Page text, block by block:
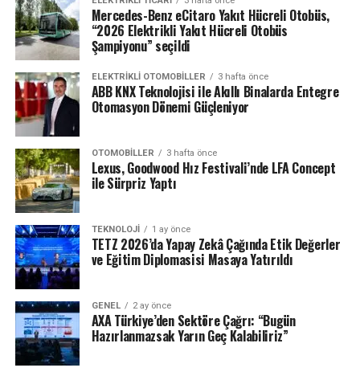
Mercedes-Benz eCitaro Yakıt Hücreli Otobüs,
“2026 Elektrikli Yakıt Hücreli Otobüs
Şampiyonu” seçildi
ELEKTRIKLI OTOMOBILLER 3 hafta önce
ABB KNX Teknolojisi ile Akıllı Binalarda Entegre
Otomasyon Dönemi Güçleniyor
OTOMOBILLER 3 hafta önce
Lexus, Goodwood Hız Festivali’nde LFA Concept
ile Sürpriz Yaptı
TEKNOLOJI 1 ay önce
TETZ 2026’da Yapay Zekâ Çağında Etik Değerler
ve Eğitim Diplomasisi Masaya Yatırıldı
GENEL 2 ay önce
AXA Türkiye’den Sektöre Çağrı: “Bugün
Hazırlanmazsak Yarın Geç Kalabiliriz”